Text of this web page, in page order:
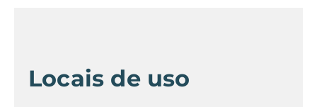
Locais de uso